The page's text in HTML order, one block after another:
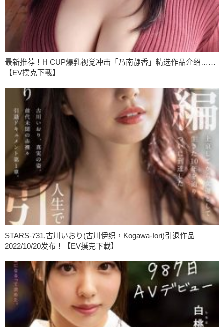
最新推荐！H CUP爆乳视觉冲击「乃南静香」精选作品介绍……
【EV撲克下載】
STARS-731,古川いおり(古川伊织，Kogawa-Iori)引退作品
2022/10/20发布！【EV撲克下載】